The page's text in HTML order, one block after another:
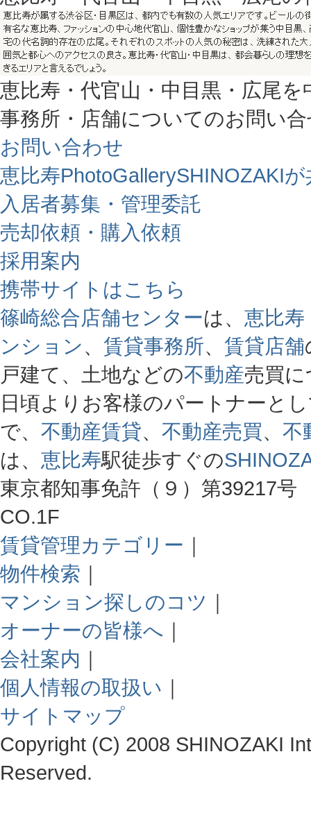
恵比寿・代官山・中目黒・広尾
事務所・店舗についてのお問い
お問い合わせ
恵比寿PhotoGallerySHINOZAKI
入居者募集・管理委託
売却依頼・購入依頼
採用案内
携帯サイトはこちら
篠崎総合店舗センターは、 恵比寿
ンション、 賃貸事務所、 賃貸店舗
戸建て、土地などの不動産売買
日頃よりお客様のパートナーと
で、 不動産賃貸、 不動産売買、 不
は、 恵比寿駅徒歩すぐの
東京都知事免許（９）第39217
CO.1F
賃貸管理カテゴリー ｜
物件検索 ｜
マンション探しのコツ ｜
オーナーの皆様へ ｜
会社案内 ｜
個人情報の取扱い ｜
サイトマップ
Copyright (C) 2008 SHINOZAKI
Reserved.